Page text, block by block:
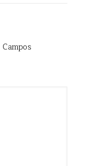
Campos